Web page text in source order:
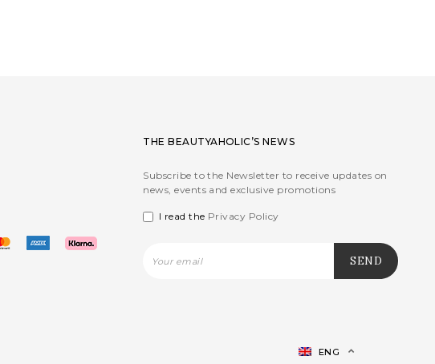
THE BEAUTYAHOLIC’S NEWS
Subscribe to the Newsletter to receive updates on
news, events and exclusive promotions
I read the Privacy Policy
ENG